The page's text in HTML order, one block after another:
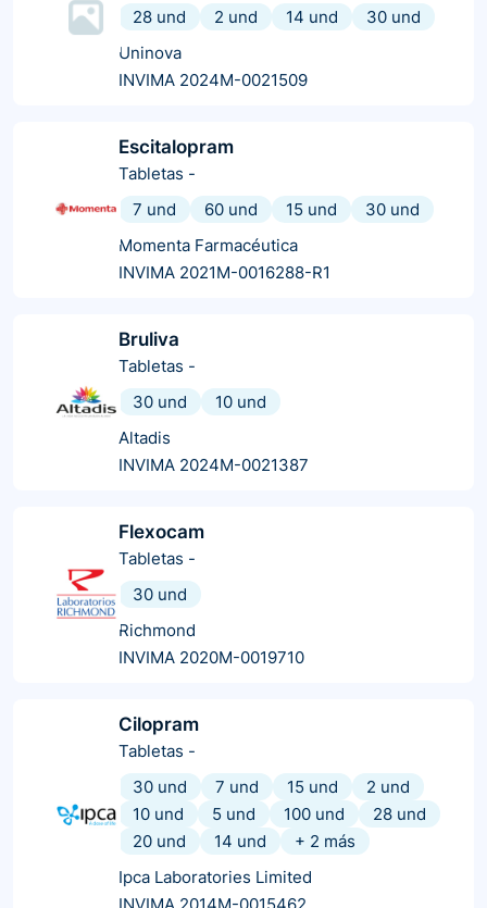
28 und
2 und 14 und
30 und
Uninova
INVIMA 2024M-0021509
Escitalopram
Tabletas -
7 und
60 und 15 und
30 und
Momenta Farmacéutica
INVIMA 2021M-0016288-R1
Bruliva
Tabletas -
30 und
10 und
Altadis
INVIMA 2024M-0021387
Flexocam
Tabletas -
30 und
Richmond
INVIMA 2020M-0019710
Cilopram
Tabletas -
30 und
7 und 15 und
2 und
10 und
5 und 100 und
28 und
20 und
14 und + 2 más
Ipca Laboratories Limited
INVIMA 2014M-0015462